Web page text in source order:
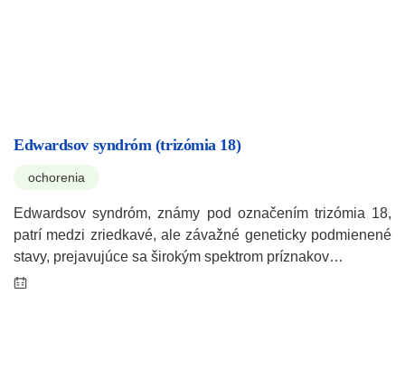
Edwardsov syndróm (trizómia 18)
ochorenia
Edwardsov syndróm, známy pod označením trizómia 18,
patrí medzi zriedkavé, ale závažné geneticky podmienené
stavy, prejavujúce sa širokým spektrom príznakov…